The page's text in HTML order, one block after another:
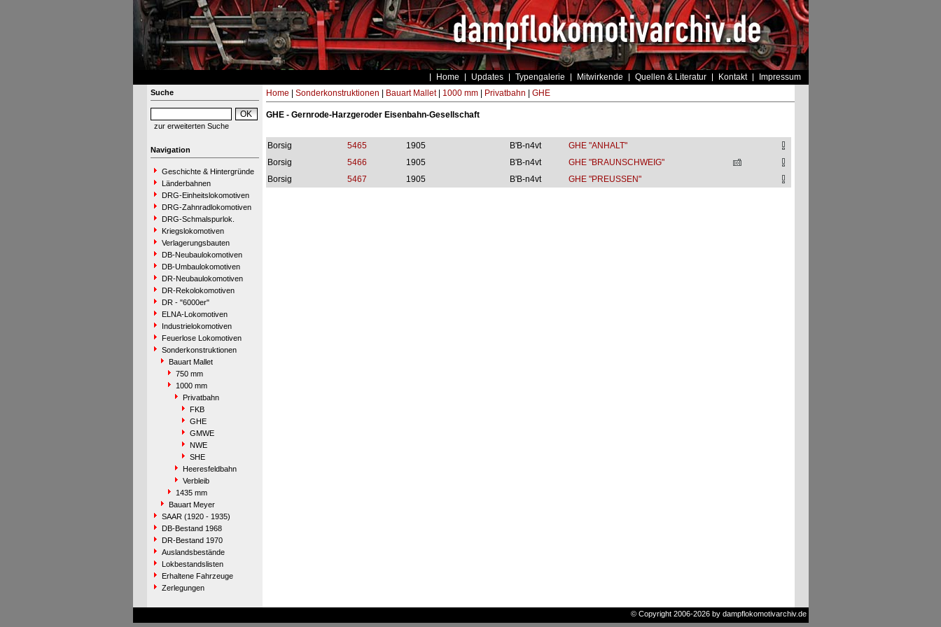
Home Updates Typengalerie Mitwirkende Quellen & Literatur Kontakt Impressum
Suche
zur erweiterten Suche
Navigation
Geschichte & Hintergründe
Länderbahnen
DRG-Einheitslokomotiven
DRG-Zahnradlokomotiven
DRG-Schmalspurlok.
Kriegslokomotiven
Verlagerungsbauten
DB-Neubaulokomotiven
DB-Umbaulokomotiven
DR-Neubaulokomotiven
DR-Rekolokomotiven
DR - "6000er"
ELNA-Lokomotiven
Industrielokomotiven
Feuerlose Lokomotiven
Sonderkonstruktionen
Bauart Mallet
750 mm
1000 mm
Privatbahn
FKB
GHE
GMWE
NWE
SHE
Heeresfeldbahn
Verbleib
1435 mm
Bauart Meyer
SAAR (1920 - 1935)
DB-Bestand 1968
DR-Bestand 1970
Auslandsbestände
Lokbestandslisten
Erhaltene Fahrzeuge
Zerlegungen
Home Sonderkonstruktionen Bauart Mallet| 1000 mm| Privatbahn GHE
GHE - Gernrode-Harzgeroder Eisenbahn-Gesellschaft
Borsig 5465 1905 B'B-n4vt
GHE "ANHALT"
Borsig
5466 1905 B'B-n4vt
GHE "BRAUNSCHWEIG"
Borsig
5467 1905 B'B-n4vt GHE "PREUSSEN"
© Copyright 2006-2026 by dampflokomotivarchiv.de